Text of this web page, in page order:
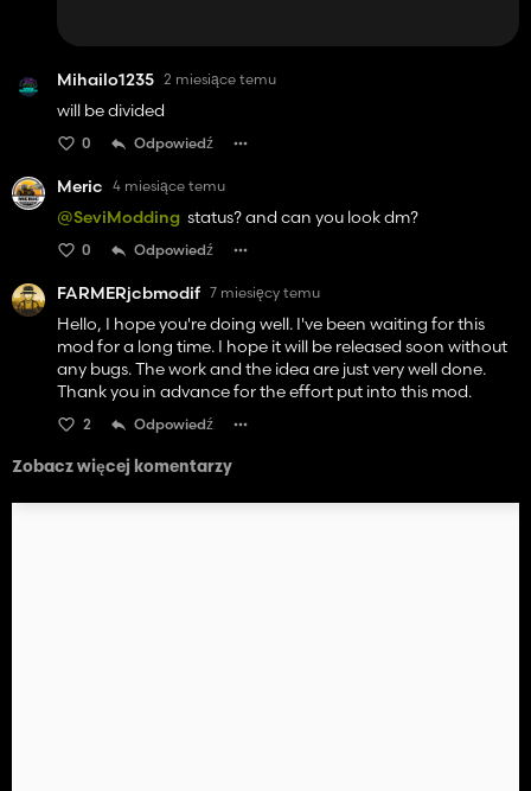
Mihailo1235 2 miesiące temu
will be divided
0 Odpowiedź
Meric 4 miesiące temu
@SeviModding status? and can you look dm?
0 Odpowiedź
FARMERjcbmodif 7 miesięcy temu
Hello, I hope you're doing well. I've been waiting for this
mod for a long time. I hope it will be released soon without
any bugs. The work and the idea are just very well done.
Thank you in advance for the effort put into this mod.
2 Odpowiedź
Zobacz więcej komentarzy